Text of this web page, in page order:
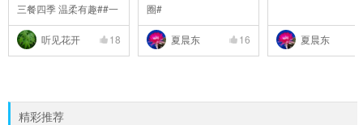
三餐四季 温柔有趣##一
..
听见花开
18
圈#
夏晨东 16 夏晨东
精彩推荐